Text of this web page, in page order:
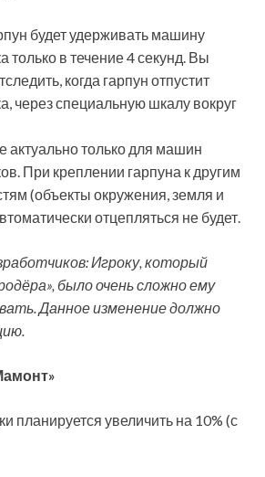
будет удерживать машину
только в течение 4 секунд. Вы
когда гарпун отпустит
через специальную шкалу вокруг
актуально только для машин
При креплении гарпуна к другим
(объекты окружения, земля и
отцепляться не будет.
Игроку, который
было очень сложно ему
Данное изменение должно
планируется увеличить на 10% (с